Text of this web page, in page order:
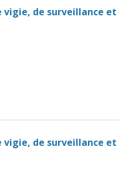
vigie, de surveillance
vigie, de surveillance